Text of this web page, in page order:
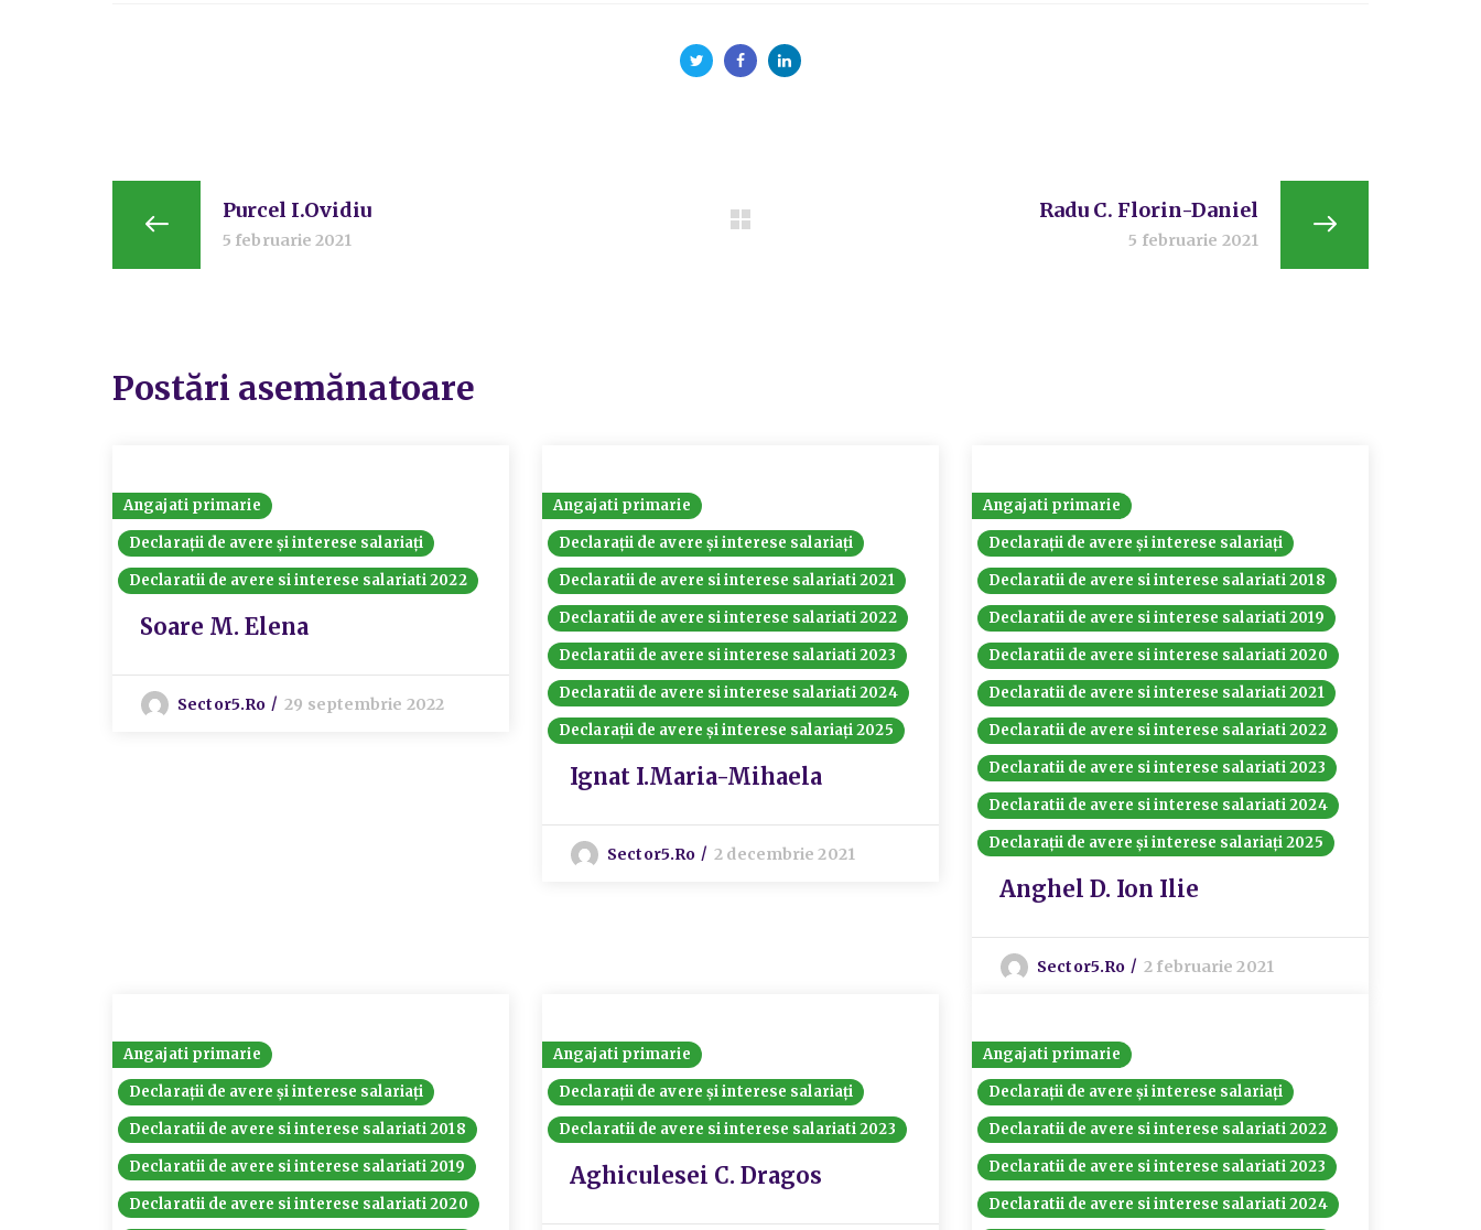
Purcel I.Ovidiu
5 februarie 2021
Radu C. Florin-Daniel
5 februarie 2021
Postări asemănatoare
Angajati primarie
Declarații de avere și interese salariați
Declaratii de avere si interese salariati 2022
Soare M. Elena
Sector5.ro 29 septembrie 2022
Angajati primarie
Declarații de avere și interese salariați
Declaratii de avere si interese salariati 2021
Declaratii de avere si interese salariati 2022
Declaratii de avere si interese salariati 2023
Declaratii de avere si interese salariati 2024
Declarații de avere și interese salariați 2025
Ignat I.Maria-Mihaela
Sector5.ro 2 decembrie 2021
Angajati primarie
Declarații de avere și interese salariați
Declaratii de avere si interese salariati 2018
Declaratii de avere si interese salariati 2019
Declaratii de avere si interese salariati 2020
Declaratii de avere si interese salariati 2021
Declaratii de avere si interese salariati 2022
Declaratii de avere si interese salariati 2023
Declaratii de avere si interese salariati 2024
Declarații de avere și interese salariați 2025
Anghel D. Ion Ilie
Sector5.ro 2 februarie 2021
Angajati primarie
Declarații de avere și interese salariați
Declaratii de avere si interese salariati 2018
Declaratii de avere si interese salariati 2019
Declaratii de avere si interese salariati 2020
Angajati primarie
Declarații de avere și interese salariați
Declaratii de avere si interese salariati 2023
Aghiculesei C. Dragos
Angajati primarie
Declarații de avere și interese salariați
Declaratii de avere si interese salariati 2022
Declaratii de avere si interese salariati 2023
Declaratii de avere si interese salariati 2024